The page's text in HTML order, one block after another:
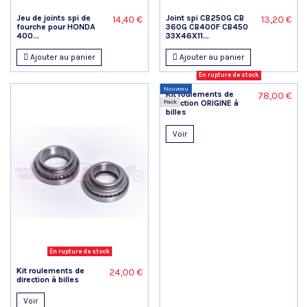
Jeu de joints spi de
fourche pour HONDA
400...
14,40 €
Ajouter au panier
Joint spi CB250G CB
360G CB400F CB450
33X46X11...
13,20 €
Ajouter au panier
En rupture de stock
Kit roulements de
direction à billes
24,00 €
Voir
Nouveau
Pack
En rupture de stock
Kit roulements de
direction ORIGINE à
billes
78,00 €
Voir